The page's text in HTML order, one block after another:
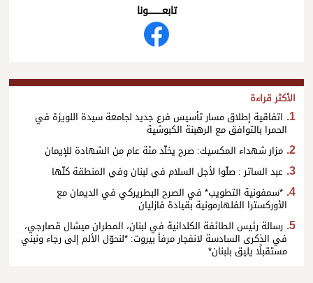
تابعــــــــــونا
الأكثر قراءة
اتفاقية إطلاق مسار تأسيس فرع جديد لجامعة سيدة اللويزة في
الحمرا بالتوافق مع الرهبنة الكبوشية
مزار شهداء المكسيك: صرح يخلّد مئة عام من الشهادة للإيمان
عبد الساتر : صلّوا لأجل السلام في لبنان وفي المنطقة كلّها
*سمفونية التطويب* في الصرح البطريركي في الديمان مع
الأوركسترا الفلهارمونية بقيادة فازليان
رسالة رئيس الطائفة الكلدانية في لبنان، المطران ميشال قصارجي،
في الذكرى السادسة لانفجار مرفأ بيروت: *لنحوّل الألم إلى رجاء ونبني
مستقبلًا يليق بلبنان*